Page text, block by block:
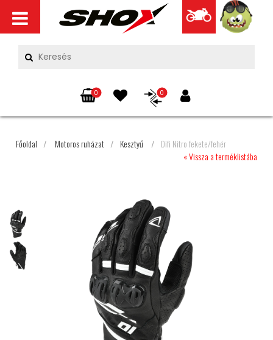
0 0
Főoldal / Motoros ruházat / Kesztyű / Difi Nitro fekete/fehér
« Vissza a terméklistába